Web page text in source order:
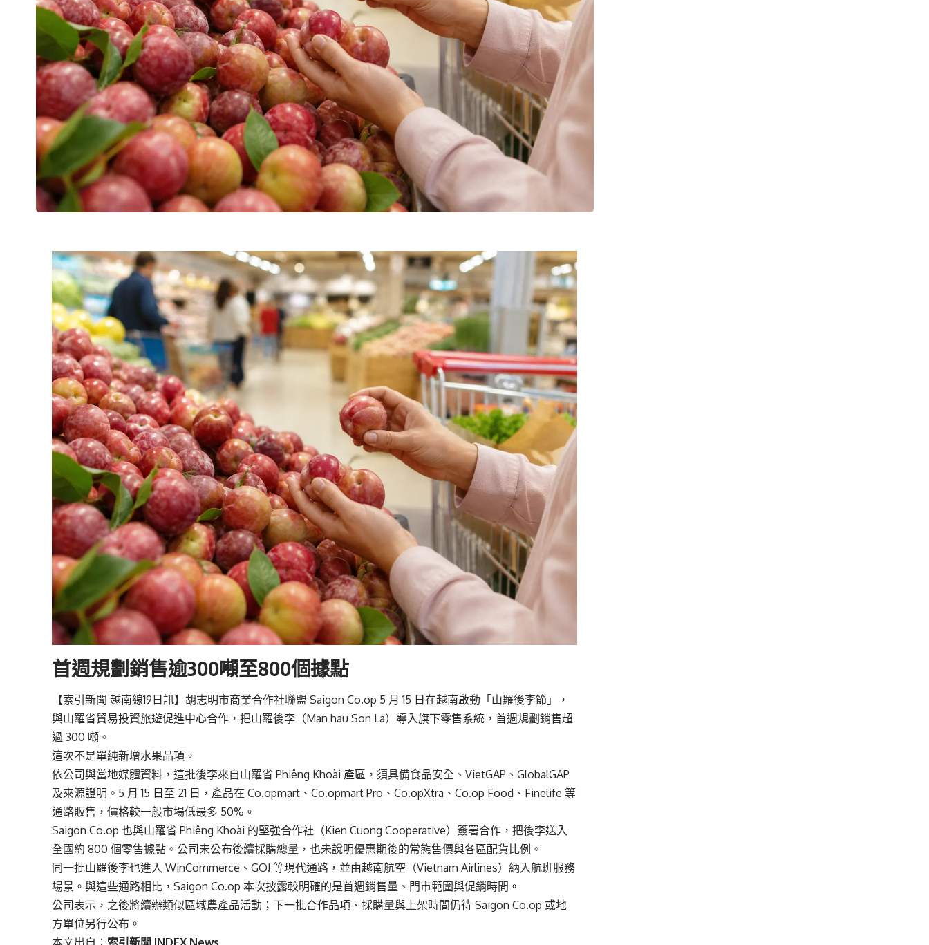
首週規劃銷售逾300噸至800個據點
【索引新聞 越南線19日訊】胡志明市商業合作社聯盟 Saigon Co.op 5 月 15 日在越南啟動「山羅後李節」，
與山羅省貿易投資旅遊促進中心合作，把山羅後李（Man hau Son La）導入旗下零售系統，首週規劃銷售超
過 300 噸。
這次不是單純新增水果品項。
依公司與當地媒體資料，這批後李來自山羅省 Phiêng Khoài 產區，須具備食品安全、VietGAP、GlobalGAP
及來源證明。5 月 15 日至 21 日，產品在 Co.opmart、Co.opmart Pro、Co.opXtra、Co.op Food、Finelife 等
通路販售，價格較一般市場低最多 50%。
Saigon Co.op 也與山羅省 Phiêng Khoài 的堅強合作社（Kien Cuong Cooperative）簽署合作，把後李送入
全國約 800 個零售據點。公司未公布後續採購總量，也未說明優惠期後的常態售價與各區配貨比例。
同一批山羅後李也進入 WinCommerce、GO! 等現代通路，並由越南航空（Vietnam Airlines）納入航班服務
場景。與這些通路相比，Saigon Co.op 本次披露較明確的是首週銷售量、門市範圍與促銷時間。
公司表示，之後將續辦類似區域農產品活動；下一批合作品項、採購量與上架時間仍待 Saigon Co.op 或地
方單位另行公布。
本文出自： 索引新聞 INDEX News